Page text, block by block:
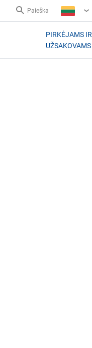
Paieška
LT
PIRKĖJAMS IR
UŽSAKOVAMS